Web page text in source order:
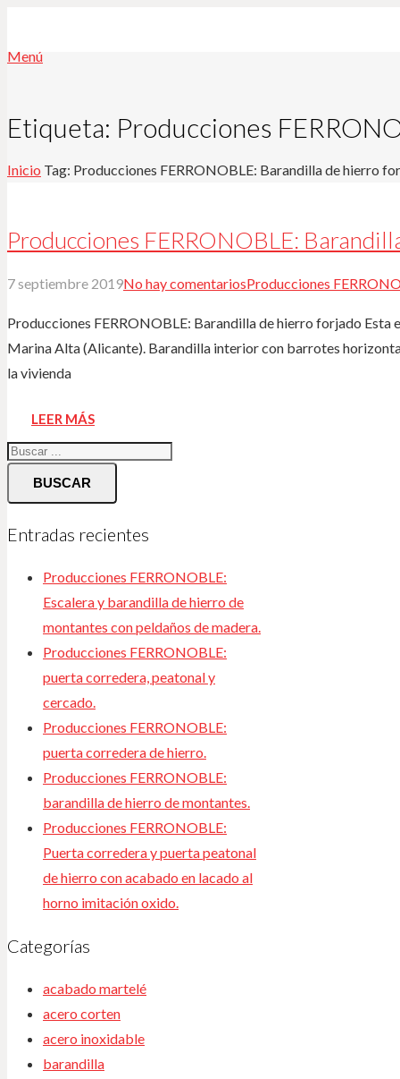
Menú
Etiqueta: Producciones
Inicio Tag: Producciones FERRONOBLE: Barandilla de hierro
Producciones FERRONOBLE:
7 septiembre 2019No hay comentariosProducciones
Producciones FERRONOBLE: Barandilla de hierro forjado Esta
Marina Alta (Alicante). Barandilla interior con barrotes
la vivienda
LEER MÁS
BUSCAR
Entradas recientes
Producciones FERRONOBLE:
Escalera y barandilla de hierro de
montantes con peldaños de madera.
Producciones FERRONOBLE:
puerta corredera, peatonal y
cercado.
Producciones FERRONOBLE:
puerta corredera de hierro.
Producciones FERRONOBLE:
barandilla de hierro de montantes.
Producciones FERRONOBLE:
Puerta corredera y puerta peatonal
de hierro con acabado en lacado al
horno imitación oxido.
Categorías
acabado martelé
acero corten
acero inoxidable
barandilla